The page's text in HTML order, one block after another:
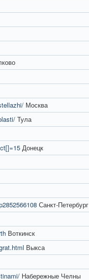
Москва
Тула
Донецк
Санкт-Петербург
Воткинск
Выкса
Набережные Челны